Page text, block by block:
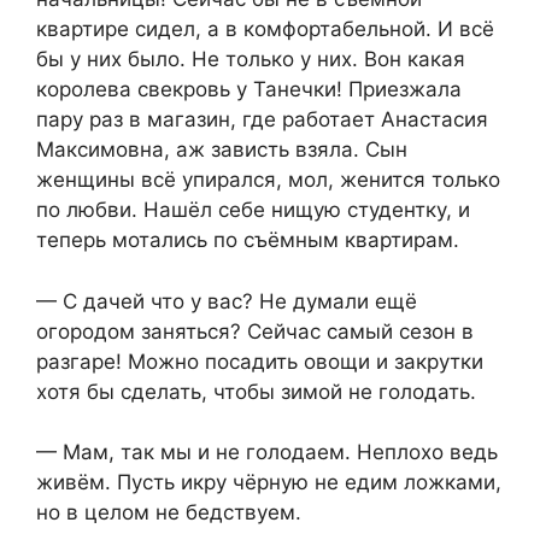
квартире сидел, а в комфортабельной. И всё
бы у них было. Не только у них. Вон какая
королева свекровь у Танечки! Приезжала
пару раз в магазин, где работает Анастасия
Максимовна, аж зависть взяла. Сын
женщины всё упирался, мол, женится только
по любви. Нашёл себе нищую студентку, и
теперь мотались по съёмным квартирам.
— С дачей что у вас? Не думали ещё
огородом заняться? Сейчас самый сезон в
разгаре! Можно посадить овощи и закрутки
хотя бы сделать, чтобы зимой не голодать.
— Мам, так мы и не голодаем. Неплохо ведь
живём. Пусть икру чёрную не едим ложками,
но в целом не бедствуем.